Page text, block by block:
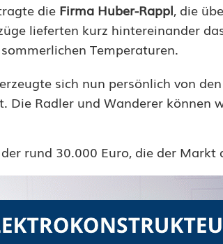
die Firma Huber-Rappl, die
lieferten kurz hintereinander
Temperaturen.
sich nun persönlich von
Die Radler und Wanderer können
rund 30.000 Euro, die der